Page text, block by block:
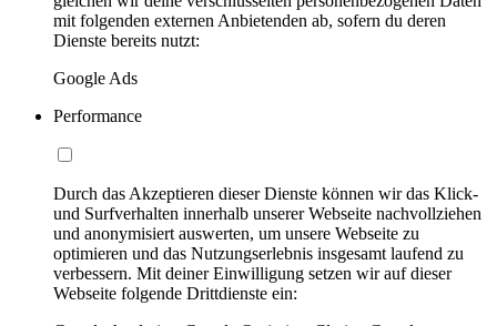
mit folgenden externen Anbietenden ab, sofern du deren
Dienste bereits nutzt:
Google Ads
Performance
Durch das Akzeptieren dieser Dienste können wir das Klick-
und Surfverhalten innerhalb unserer Webseite nachvollziehen
und anonymisiert auswerten, um unsere Webseite zu
optimieren und das Nutzungserlebnis insgesamt laufend zu
verbessern. Mit deiner Einwilligung setzen wir auf dieser
Webseite folgende Drittdienste ein: